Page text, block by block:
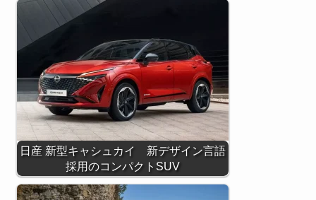
日産 新型キャシュカイ 新デザイン言語
採用のコンパクトSUV